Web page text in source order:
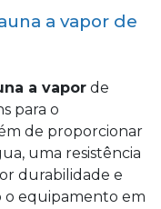
a vapor de
a vapor de
para o
de proporcionar
uma resistência
durabilidade e
o equipamento em